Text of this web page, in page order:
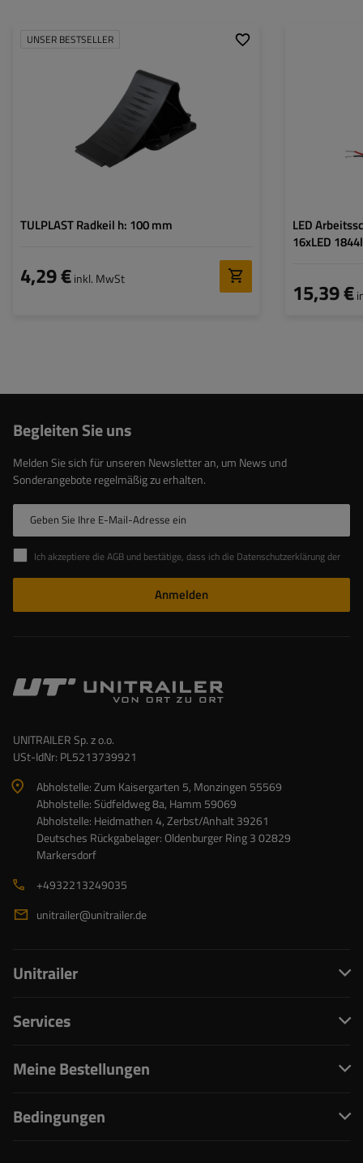
UNSER BESTSELLER
TULPLAST Radkeil h: 100 mm
4,29 €inkl. MwSt
LED
16xLED
15,39 €
Begleiten Sie uns
Melden Sie sich für unseren Newsletter an, um News und
Sonderangebote regelmäßig zu erhalten.
Geben Sie Ihre E-Mail-Adresse ein
Ich akzeptiere die AGB und bestätige, dass ich die Datenschutzerklärung der Website zur Kenntnis genommen habe
Anmelden
UNITRAILER Sp. z o.o.
USt-IdNr: PL5213739921
Abholstelle: Zum Kaisergarten 5, Monzingen 55569
Abholstelle: Südfeldweg 8a, Hamm 59069
Abholstelle: Heidmathen 4, Zerbst/Anhalt 39261
Deutsches Rückgabelager: Oldenburger Ring 3 02829
Markersdorf
+4932213249035
unitrailer@unitrailer.de
Unitrailer
Services
Meine Bestellungen
Bedingungen